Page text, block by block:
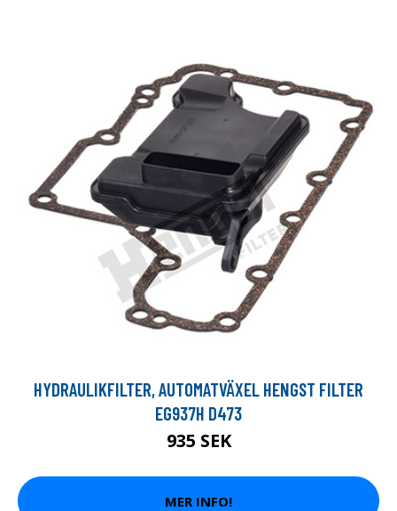
HYDRAULIKFILTER, AUTOMATVÄXEL HENGST FILTER
EG937H D473
935 SEK
MER INFO!